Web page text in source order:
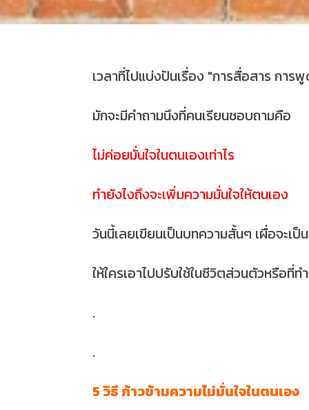
เวลาที่ไปแบ่งปันเรื่อง "การสื่อสาร การ
มักจะมีคำถามนึงที่คนเรียนชอบถามคือ
ไม่ค่อยมั่นใจในตนเองเท่าไร
ทำยังไงถึงจะเพิ่มความมั่นใจให้ตนเอง
วันนี้เลยเขียนเป็นบทความสั้นๆ เผื่อจะเป็
ให้ใครเอาไปปรับใช้ในชีวิตส่วนตัวหรือที่ท
.
.
5 วิธี ก้าวข้ามความไม่มั่นใจในตนเอง